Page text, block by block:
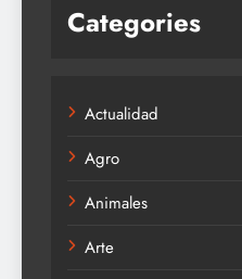
Categories
Actualidad
Agro
Animales
Arte